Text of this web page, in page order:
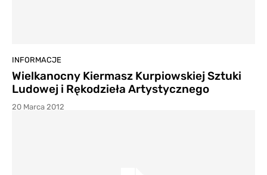
INFORMACJE
Wielkanocny Kiermasz Kurpiowskiej Sztuki
Ludowej i Rękodzieła Artystycznego
20 Marca 2012